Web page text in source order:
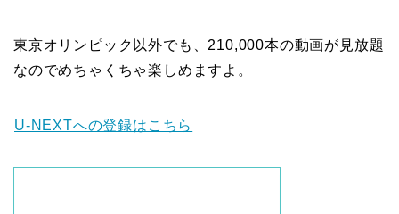
東京オリンピック以外でも、210,000本の動画が見放題
なのでめちゃくちゃ楽しめますよ。
U-NEXTへの登録はこちら